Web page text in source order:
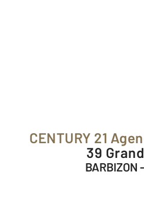
CENTURY 21
39